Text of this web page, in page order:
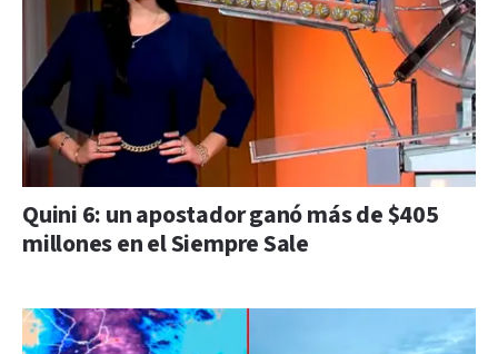
Quini 6: un apostador ganó más de $405
millones en el Siempre Sale